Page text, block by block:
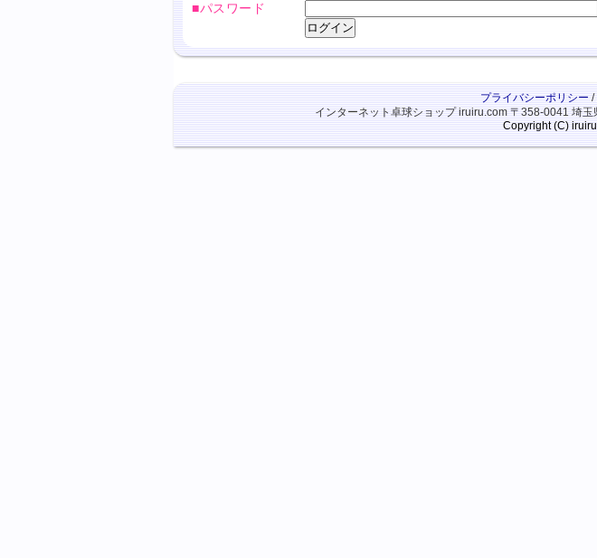
■パスワード
プライバシーポリシー/
インターネット卓球ショップ iruiru.com〒358-0041 埼玉
Copyright (C)